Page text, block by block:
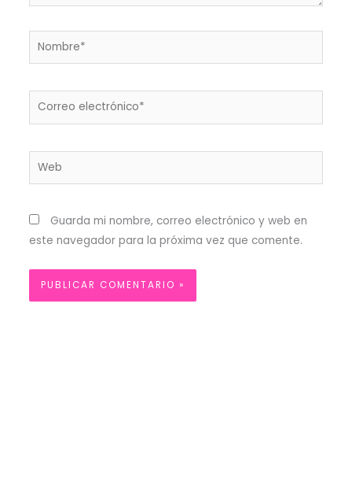
Nombre*
Correo
Web
Guarda mi nombre, correo electrónico y web en
este navegador para la próxima vez que comente.